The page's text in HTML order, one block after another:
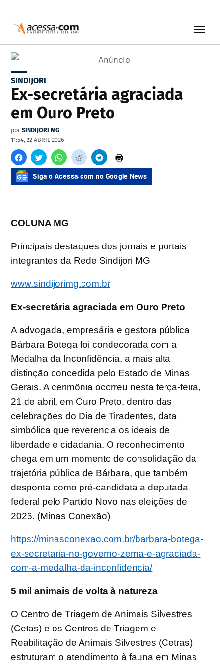
SINDIJORI
Ex-secretária agraciada
em Ouro Preto
por SINDIJORI MG
11:54, 22 ABRIL 2026
Siga o Acessa.com no Google News
COLUNA MG
Principais destaques dos jornais e portais
integrantes da Rede Sindijori MG
www.sindijorimg.com.br
Ex-secretária agraciada em Ouro Preto
A advogada, empresária e gestora pública
Bárbara Botega foi condecorada com a
Medalha da Inconfidência, a mais alta
distinção concedida pelo Estado de Minas
Gerais. A cerimônia ocorreu nesta terça-feira,
21 de abril, em Ouro Preto, dentro das
celebrações do Dia de Tiradentes, data
simbólica que reverencia os ideais de
liberdade e cidadania. O reconhecimento
chega em um momento de consolidação da
trajetória pública de Bárbara, que também
desponta como pré-candidata a deputada
federal pelo Partido Novo nas eleições de
2026. (Minas Conexão)
https://minasconexao.com.br/barbara-botega-
ex-secretaria-no-governo-zema-e-agraciada-
com-a-medalha-da-inconfidencia/
5 mil animais de volta à natureza
O Centro de Triagem de Animais Silvestres
(Cetas) e os Centros de Triagem e
Reabilitação de Animais Silvestres (Cetras)
estruturam o atendimento à fauna em Minas